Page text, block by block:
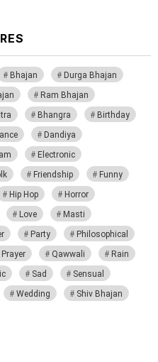
Bhajan
Durga Bhajan
Ram Bhajan
Bhangra
Birthday
Dandiya
Electronic
Friendship
Funny
Hip Hop
Horror
Love
Masti
Party
Philosophical
Prayer Qawwali
Rain
Sad
Sensual
Wedding
Shiv Bhajan